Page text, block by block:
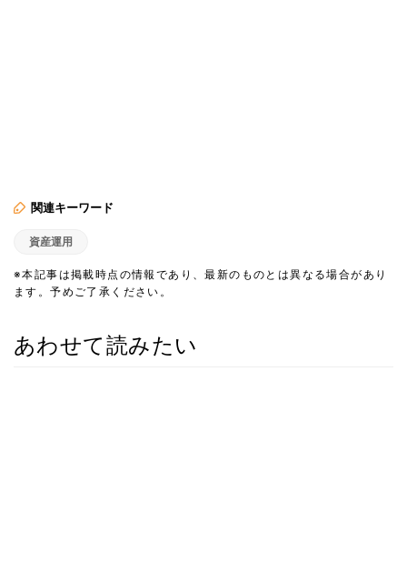
関連キーワード
資産運用
※本記事は掲載時点の情報であり、最新のものとは異なる場合があり
ます。予めご了承ください。
あわせて読みたい